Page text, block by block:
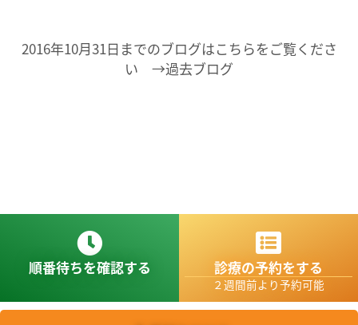
2016年10月31日までのブログはこちらをご覧くださ
い →過去ブログ
順番待ちを確認する 診療の予約をする
２週間前より予約可能